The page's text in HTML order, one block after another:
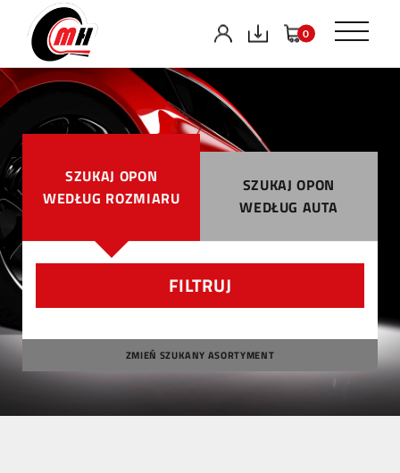
0
SZUKAJ OPON
WEDŁUG ROZMIARU
SZUKAJ OPON
WEDŁUG AUTA
FILTRUJ
ZMIEŃ SZUKANY ASORTYMENT